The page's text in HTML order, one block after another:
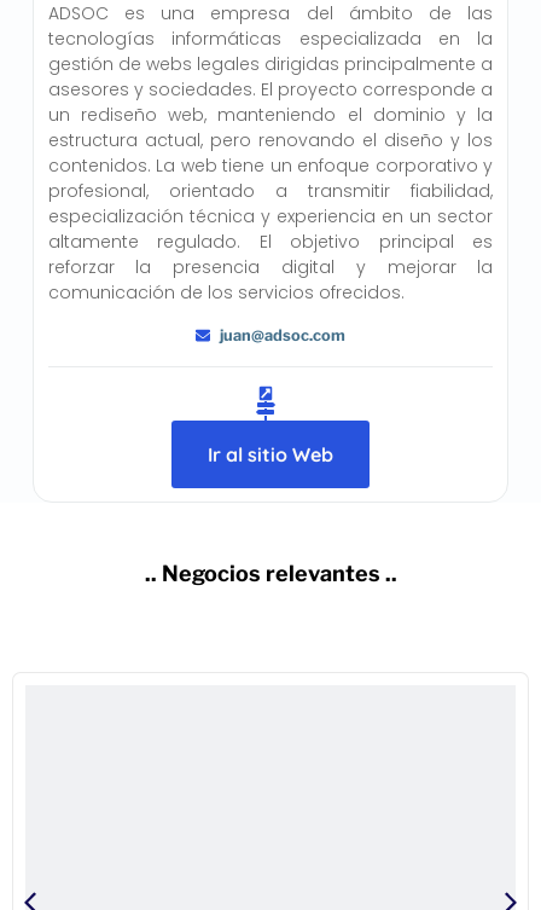
ADSOC es una empresa del ámbito de las
tecnologías informáticas especializada en la
gestión de webs legales dirigidas principalmente a
asesores y sociedades. El proyecto corresponde a
un rediseño web, manteniendo el dominio y la
estructura actual, pero renovando el diseño y los
contenidos. La web tiene un enfoque corporativo y
profesional, orientado a transmitir fiabilidad,
especialización técnica y experiencia en un sector
altamente regulado. El objetivo principal es
reforzar la presencia digital y mejorar la
comunicación de los servicios ofrecidos.
juan@adsoc.com
Ir al sitio Web
.. Negocios relevantes ..